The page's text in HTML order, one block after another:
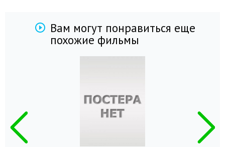
Вам могут понравиться еще
похожие фильмы